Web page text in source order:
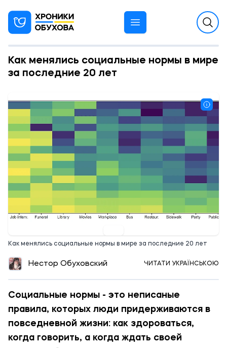
Как менялись социальные нормы в мире
за последние 20 лет
Как менялись социальные нормы в мире за последние 20 лет
Нестор Обуховский ЧИТАТИ УКРАЇНСЬКОЮ
Социальные нормы - это неписаные
правила, которых люди придерживаются в
повседневной жизни: как здороваться,
когда говорить, а когда ждать своей